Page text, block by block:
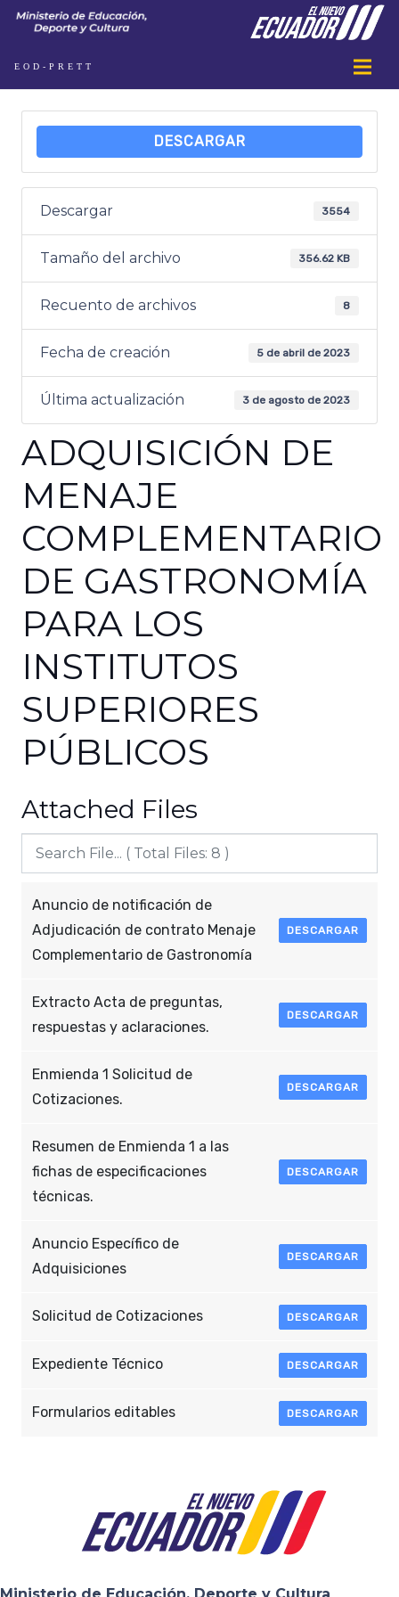
EOD-PRETT
DESCARGAR
Descargar 3554
Tamaño del archivo 356.62 KB
Recuento de archivos 8
Fecha de creación 5 de abril de 2023
Última actualización 3 de agosto de 2023
ADQUISICIÓN DE
MENAJE
COMPLEMENTARIO
DE GASTRONOMÍA
PARA LOS
INSTITUTOS
SUPERIORES
PÚBLICOS
Attached Files
Anuncio de notificación de
Adjudicación de contrato Menaje
Complementario de Gastronomía
DESCARGAR
Extracto Acta de preguntas,
respuestas y aclaraciones.
DESCARGAR
Enmienda 1 Solicitud de
Cotizaciones.
DESCARGAR
Resumen de Enmienda 1 a las
fichas de especificaciones
técnicas.
DESCARGAR
Anuncio Específico de
Adquisiciones
DESCARGAR
Solicitud de Cotizaciones DESCARGAR
Expediente Técnico DESCARGAR
Formularios editables DESCARGAR